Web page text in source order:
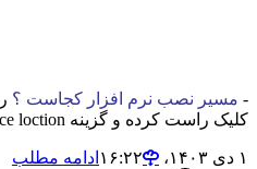
- مسیر نصب نرم افزار کجاست ؟
کلیک راست کرده و گزینه Open filce loction را کلیک می کنید.
۱ دی ۱۴۰۳،‏ ۱۶:۲۲
ادامه مطلب